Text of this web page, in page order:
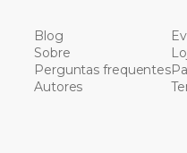
Blog
Sobre
Perguntas frequentes
Autores